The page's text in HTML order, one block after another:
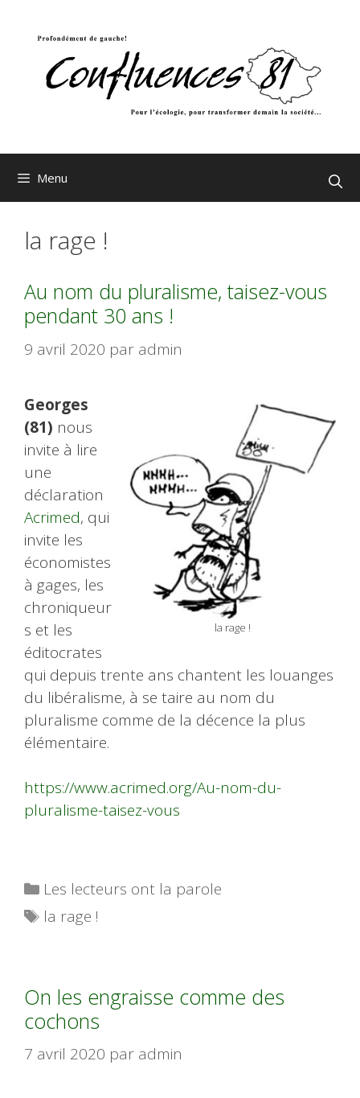
Menu
la rage !
Au nom du pluralisme, taisez-vous
pendant 30 ans !
9 avril 2020 par admin
la rage !
Georges
(81) nous
invite à lire
une
déclaration
Acrimed, qui
invite les
économistes
à gages, les
chroniqueur
s et les
éditocrates
qui depuis trente ans chantent les louanges
du libéralisme, à se taire au nom du
pluralisme comme de la décence la plus
élémentaire.
https://www.acrimed.org/Au-nom-du-
pluralisme-taisez-vous
Catégories
Les lecteurs ont la parole
Étiquettes
la rage !
On les engraisse comme des
cochons
7 avril 2020 par admin